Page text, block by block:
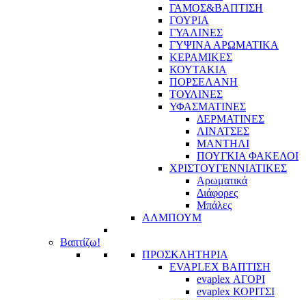
ΓΑΜΟΣ&ΒΑΠΤΙΣΗ
ΓΟΥΡΙΑ
ΓΥΑΛΙΝΕΣ
ΓΥΨΙΝΑ ΑΡΩΜΑΤΙΚΑ
ΚΕΡΑΜΙΚΕΣ
ΚΟΥΤΑΚΙΑ
ΠΟΡΣΕΛΑΝΗ
ΤΟΥΛΙΝΕΣ
ΥΦΑΣΜΑΤΙΝΕΣ
ΔΕΡΜΑΤΙΝΕΣ
ΛΙΝΑΤΣΕΣ
ΜΑΝΤΗΛΙ
ΠΟΥΓΚΙΑ ΦΑΚΕΛΟΙ
ΧΡΙΣΤΟΥΓΕΝΝΙΑΤΙΚΕΣ
Αρωματικά
Διάφορες
Μπάλες
ΑΛΜΠΟΥΜ
Βαπτίζω!
ΠΡΟΣΚΛΗΤΗΡΙΑ
EVAPLEX ΒΑΠΤΙΣΗ
evaplex ΑΓΟΡΙ
evaplex ΚΟΡΙΤΣΙ